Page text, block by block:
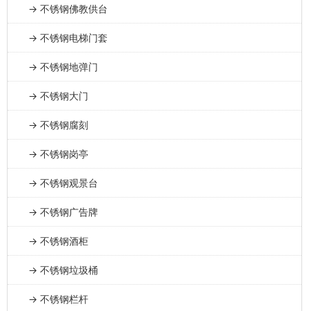
→ 不锈钢佛教供台
→ 不锈钢电梯门套
→ 不锈钢地弹门
→ 不锈钢大门
→ 不锈钢腐刻
→ 不锈钢岗亭
→ 不锈钢观景台
→ 不锈钢广告牌
→ 不锈钢酒柜
→ 不锈钢垃圾桶
→ 不锈钢栏杆